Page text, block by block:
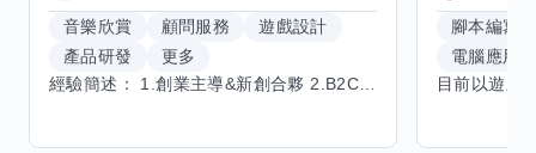
音樂欣賞 顧問服務
遊戲設計
產品研發
更多
腳本編寫
電腦應用